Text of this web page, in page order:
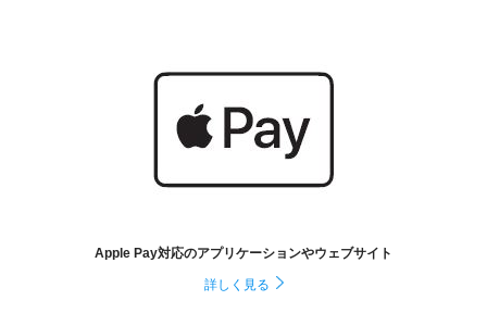
Apple Pay対応のアプリケーションやウェブサイト
詳しく見る